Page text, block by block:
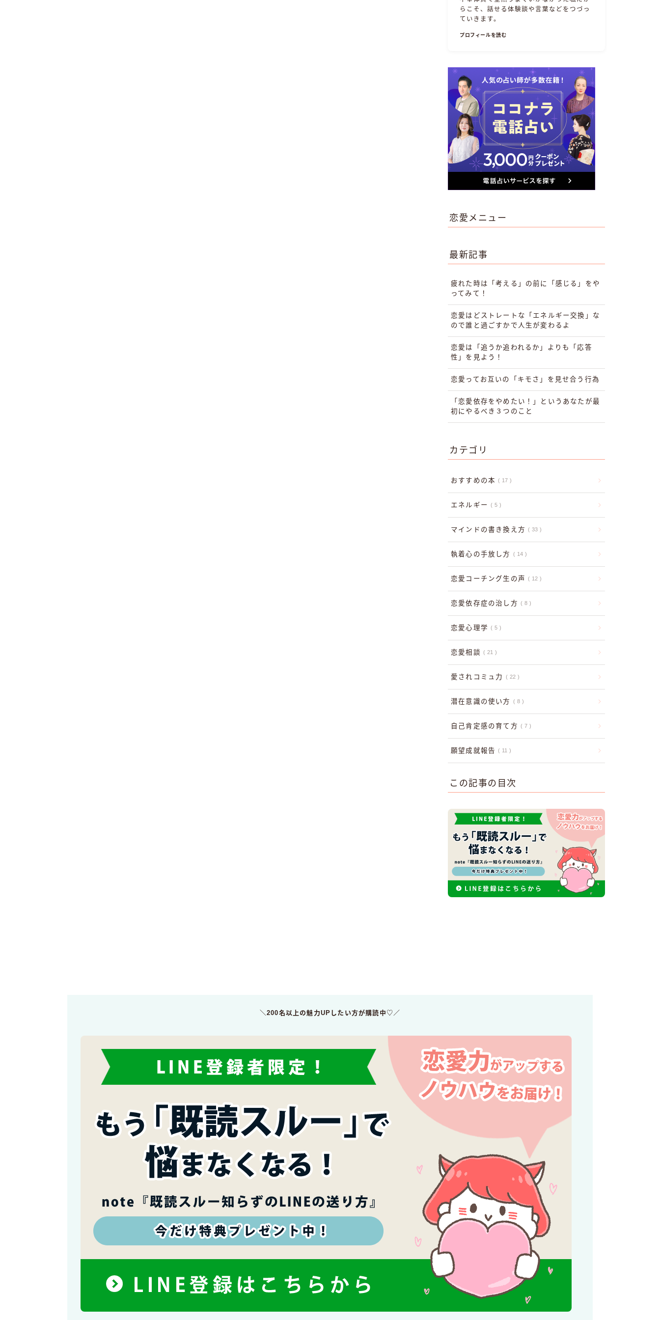
らこそ、話せる体験談や言葉などをつづっ
ていきます。
プロフィールを読む
恋愛メニュー
最新記事
疲れた時は「考える」の前に「感じる」をや
ってみて！
恋愛はどストレートな「エネルギー交換」な
ので誰と過ごすかで人生が変わるよ
恋愛は「追うか追われるか」よりも「応答
性」を見よう！
恋愛ってお互いの「キモさ」を見せ合う行為
「恋愛依存をやめたい！」というあなたが最
初にやるべき３つのこと
カテゴリ
おすすめの本 17
エネルギー 5
マインドの書き換え方 33
執着心の手放し方 14
恋愛コーチング生の声 12
恋愛依存症の治し方 8
恋愛心理学 5
恋愛相談 21
愛されコミュ力 22
潜在意識の使い方 8
自己肯定感の育て方 7
願望成就報告 11
この記事の目次
＼200名以上の魅力UPしたい方が購読中♡／